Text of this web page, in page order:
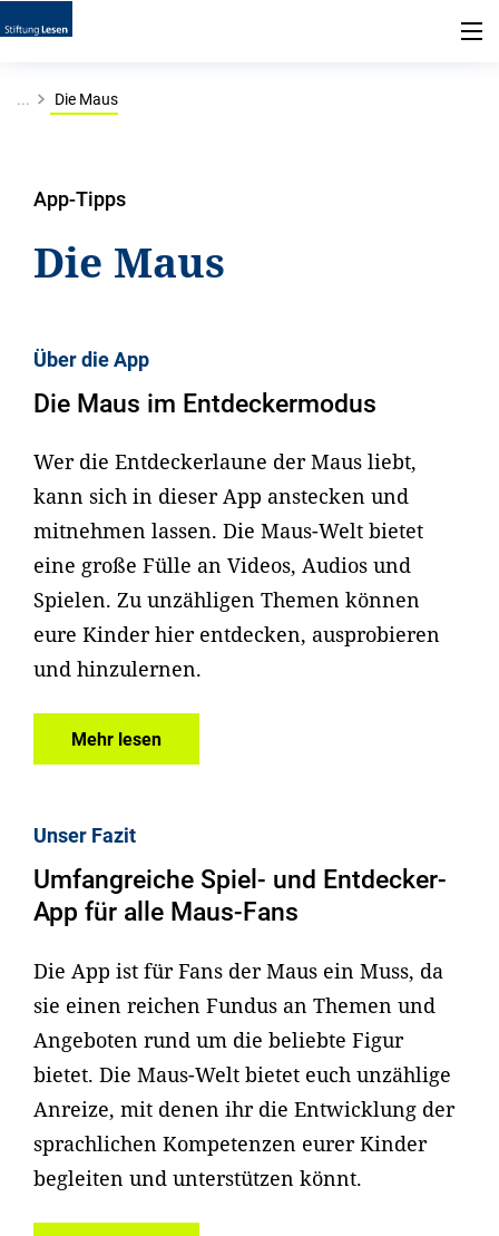
... Die Maus
App-Tipps
Die Maus
Über die App
Die Maus im Entdeckermodus
Wer die Entdeckerlaune der Maus liebt,
kann sich in dieser App anstecken und
mitnehmen lassen. Die Maus-Welt bietet
eine große Fülle an Videos, Audios und
Spielen. Zu unzähligen Themen können
eure Kinder hier entdecken, ausprobieren
und hinzulernen.
Mehr lesen
Unser Fazit
Umfangreiche Spiel- und Entdecker-
App für alle Maus-Fans
Die App ist für Fans der Maus ein Muss, da
sie einen reichen Fundus an Themen und
Angeboten rund um die beliebte Figur
bietet. Die Maus-Welt bietet euch unzählige
Anreize, mit denen ihr die Entwicklung der
sprachlichen Kompetenzen eurer Kinder
begleiten und unterstützen könnt.